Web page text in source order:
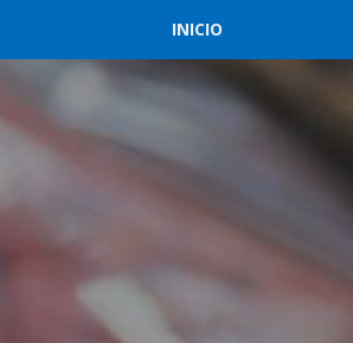
INICIO